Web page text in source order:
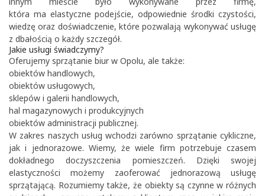
która ma elastyczne podejście, odpowiednie środki czystości,
wiedzę oraz doświadczenie, które pozwalają wykonywać usługę
z dbałością o każdy szczegół.
Jakie usługi świadczymy?
Oferujemy sprzątanie biur w Opolu, ale także:
obiektów handlowych,
obiektów usługowych,
sklepów i galerii handlowych,
hal magazynowych i produkcyjnych
obiektów administracji publicznej.
W zakres naszych usług wchodzi zarówno sprzątanie cykliczne,
jak i jednorazowe. Wiemy, że wiele firm potrzebuje czasem
dokładnego doczyszczenia pomieszczeń. Dzięki swojej
elastyczności możemy zaoferować jednorazową usługę
sprzątającą. Rozumiemy także, że obiekty są czynne w różnych